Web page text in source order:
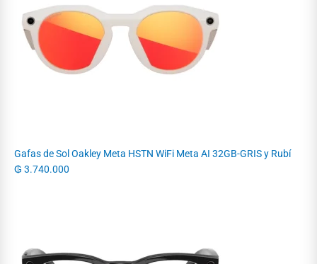
Gafas de Sol Oakley Meta HSTN WiFi Meta AI 32GB-GRIS y Rubí
₲ 3.740.000